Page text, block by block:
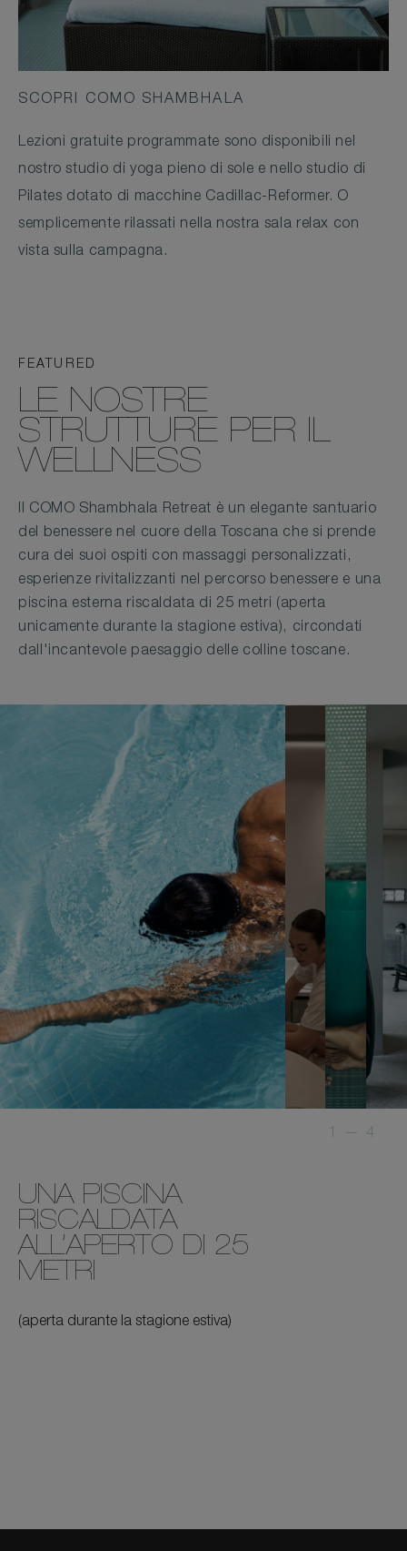
SCOPRI COMO SHAMBHALA
Lezioni gratuite programmate sono disponibili nel
nostro studio di yoga pieno di sole e nello studio di
Pilates dotato di macchine Cadillac-Reformer. O
semplicemente rilassati nella nostra sala relax con
vista sulla campagna.
FEATURED
LE NOSTRE
STRUTTURE PER IL
WELLNESS
Il COMO Shambhala Retreat è un elegante santuario
del benessere nel cuore della Toscana che si prende
cura dei suoi ospiti con massaggi personalizzati,
esperienze rivitalizzanti nel percorso benessere e una
piscina esterna riscaldata di 25 metri (aperta
unicamente durante la stagione estiva), circondati
dall'incantevole paesaggio delle colline toscane.
1 — 4
UNA PISCINA
RISCALDATA
ALL’APERTO DI 25
METRI
(aperta durante la stagione estiva)